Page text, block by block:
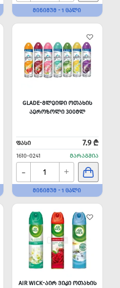
ᲛᲘᲜᲘᲛᲣᲛ - 1 ᲪᲐᲚᲘ
GLADE-ᲒᲚᲔᲘᲓᲘ ᲝᲗᲐᲮᲘᲡ
ᲐᲔᲠᲝᲖᲝᲚᲘ 300ᲛᲚ
ᲤᲐᲡᲘ 7.9 ₾
1610-0241 ᲛᲐᲠᲐᲒᲨᲘᲐ
- +
ᲛᲘᲜᲘᲛᲣᲛ - 1 ᲪᲐᲚᲘ
AIR WICK-ᲐᲘᲠ ᲕᲘᲙᲘ ᲝᲗᲐᲮᲘᲡ